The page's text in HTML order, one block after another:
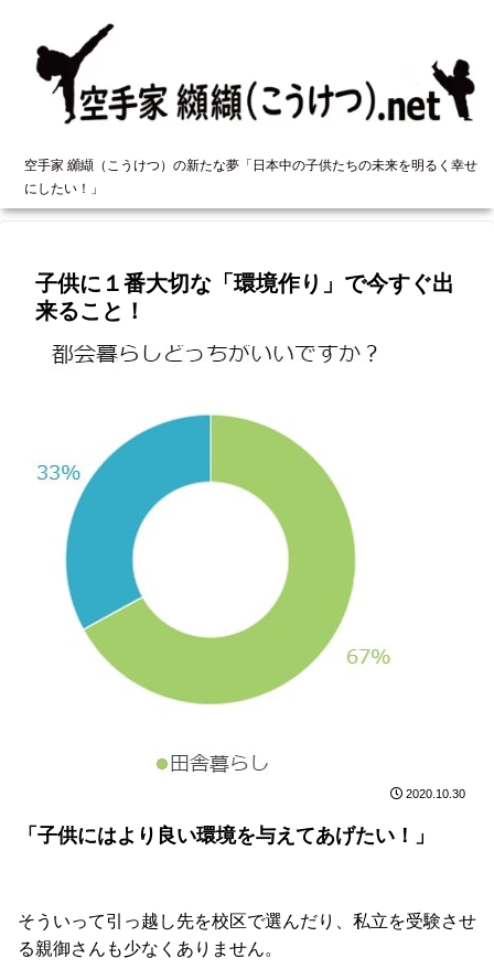
空手家 纐纈（こうけつ）の新たな夢「日本中の子供たちの未来を明るく幸せ
にしたい！」
子供に１番大切な「環境作り」で今すぐ出
来ること！
2020.10.30
「子供にはより良い環境を与えてあげたい！」
そういって引っ越し先を校区で選んだり、私立を受験させ
る親御さんも少なくありません。